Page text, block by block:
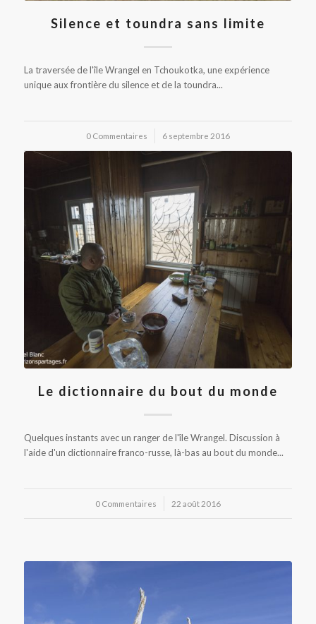
Silence et toundra sans limite
La traversée de l'île Wrangel en Tchoukotka, une expérience
unique aux frontière du silence et de la toundra...
0 Commentaires
/ 6 septembre 2016
Le dictionnaire du bout du monde
Quelques instants avec un ranger de l'île Wrangel. Discussion à
l'aide d'un dictionnaire franco-russe, là-bas au bout du monde...
0 Commentaires
/ 22 août 2016